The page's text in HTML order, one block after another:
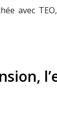
avec TEO,